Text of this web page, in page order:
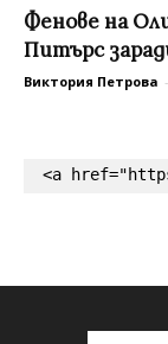
Фенове на
Питърс
Виктория Петрова -
<a